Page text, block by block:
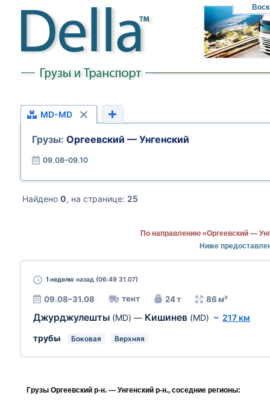
MD-MD
Грузы: Оргеевский — Унгенский
09.08–09.10
Найдено 0, на странице: 25
По направлению «Оргеевский —
Ниже
1 неделю назад (06:49 31.07)
09.08–31.08 тент 24 т 86 м³
Джурджулешты (MD) — Кишинев (MD) ~ 217 км
трубы
Боковая Верхняя
Грузы Оргеевский р-н. — Унгенский р-н., соседние регионы: